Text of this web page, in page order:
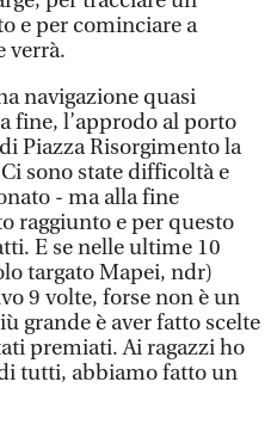
e per cominciare a
verrà.
navigazione quasi
fine, l’approdo al porto
Piazza Risorgimento la
sono state difficoltà e
- ma alla fine
raggiunto e per questo
E se nelle ultime 10
targato Mapei, ndr)
9 volte, forse non è un
grande è aver fatto scelte
premiati. Ai ragazzi ho
tutti, abbiamo fatto un